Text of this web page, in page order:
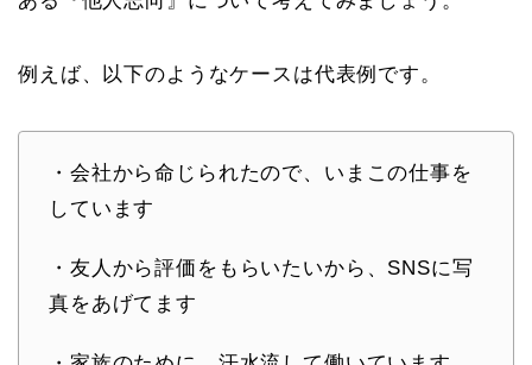
例えば、以下のようなケースは代表例です。
・会社から命じられたので、いまこの仕事を
しています
・友人から評価をもらいたいから、SNSに写
真をあげてます